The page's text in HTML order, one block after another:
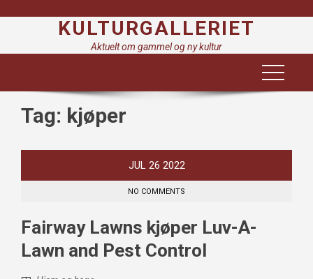
KULTURGALLERIET
Aktuelt om gammel og ny kultur
Tag: kjøper
JUL 26 2022
NO COMMENTS
Fairway Lawns kjøper Luv-A-
Lawn and Pest Control